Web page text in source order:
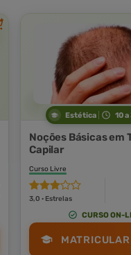
Estética 10
Noções Básicas em
Capilar
Curso Livre
3,0 · Estrelas
CURSO ON-